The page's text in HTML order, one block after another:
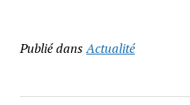
Publié dansActualité